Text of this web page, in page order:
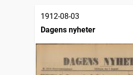
1912-08-03
Dagens nyheter